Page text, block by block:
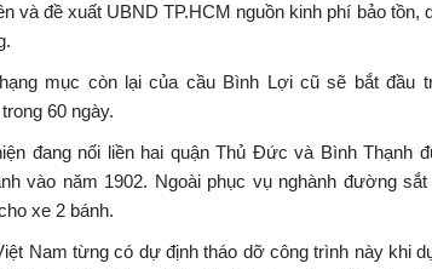
và đề xuất UBND TP.HCM nguồn kinh phí bảo tồn,
mục còn lại của cầu Bình Lợi cũ sẽ bắt đầu
60 ngày.
đang nối liền hai quận Thủ Đức và Bình Thạnh
vào năm 1902. Ngoài phục vụ nghành đường sắt
xe 2 bánh.
Nam từng có dự định tháo dỡ công trình này khi